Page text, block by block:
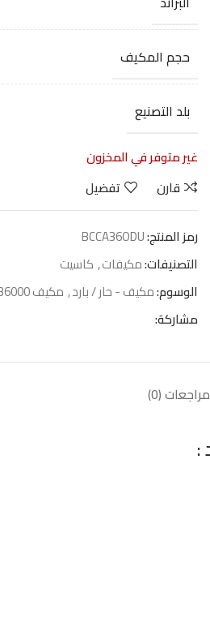
حجم المكيف
بلد التصنيع
غير متوفر في المخزون
قارن
تفضيل
رمز المنتج:BCCA36ODU
التصنيفات:مكيفات, كاسيت
الوسوم:مكيف - حار / بارد, مكيف 36000 وحده
مشاركة:
مراجعات (0)